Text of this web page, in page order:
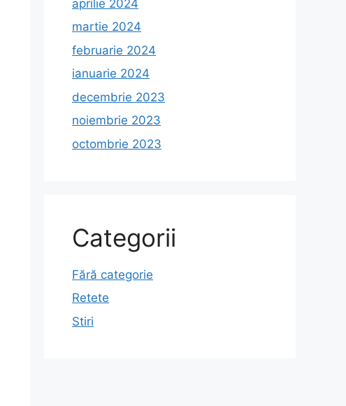
aprilie 2024
martie 2024
februarie 2024
ianuarie 2024
decembrie 2023
noiembrie 2023
octombrie 2023
Categorii
Fără categorie
Retete
Stiri